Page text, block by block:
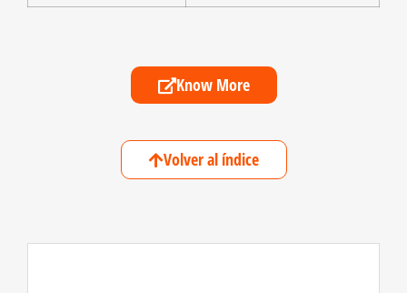
Know More
Volver al índice